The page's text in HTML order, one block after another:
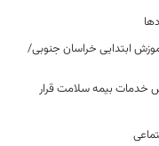
ابتدایی خراسان جنوبی/
خدمات بیمه سلامت قرار